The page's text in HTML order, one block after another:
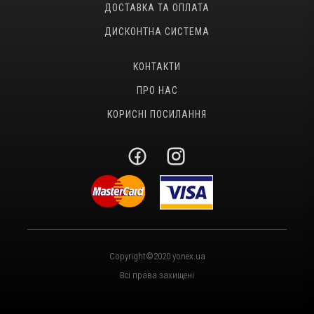
ДОСТАВКА ТА ОПЛАТА
ДИСКОНТНА СИСТЕМА
КОНТАКТИ
ПРО НАС
КОРИСНІ ПОСИЛАННЯ
Copyright©2020 yonex.ua
Всі права захищені